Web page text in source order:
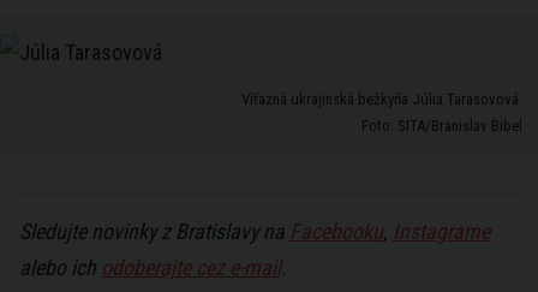
Víťazná ukrajinská bežkyňa Júlia Tarasovová.
Foto: SITA/Branislav Bibel
Sledujte novinky z Bratislavy na Facebooku, Instagrame
alebo ich odoberajte cez e-mail.